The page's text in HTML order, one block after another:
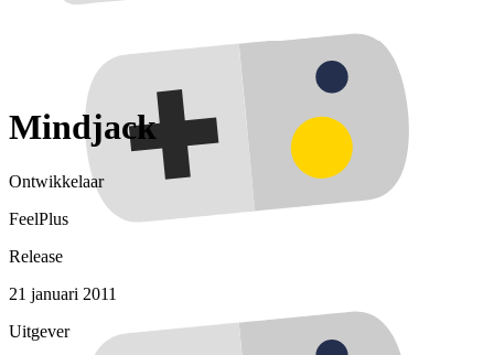
Mindjack
Ontwikkelaar
FeelPlus
Release
21 januari 2011
Uitgever